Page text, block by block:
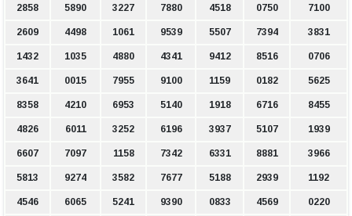
2858 5890 3227 7880 4518 0750 7100
2609 4498 1061 9539 5507 7394 3831
1432 1035 4880 4341 9412 8516 0706
3641 0015 7955 9100 1159 0182 5625
8358 4210 6953 5140 1918 6716 8455
4826 6011 3252 6196 3937 5107 1939
6607 7097 1158 7342 6331 8881 3966
5813 9274 3582 7677 5188 2939 1192
4546 6065 5241 9390 0833 4569 0220